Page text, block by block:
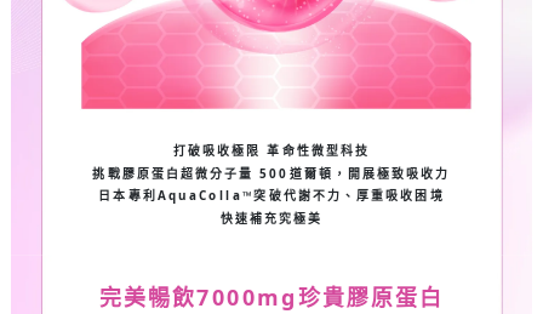
打破吸收極限 革命性微型科技
挑戰膠原蛋白超微分子量 500道爾頓，開展極致吸收力
日本專利AquaColla™突破代謝不力、厚重吸收困境
快速補充究極美
完美暢飲7000mg珍貴膠原蛋白